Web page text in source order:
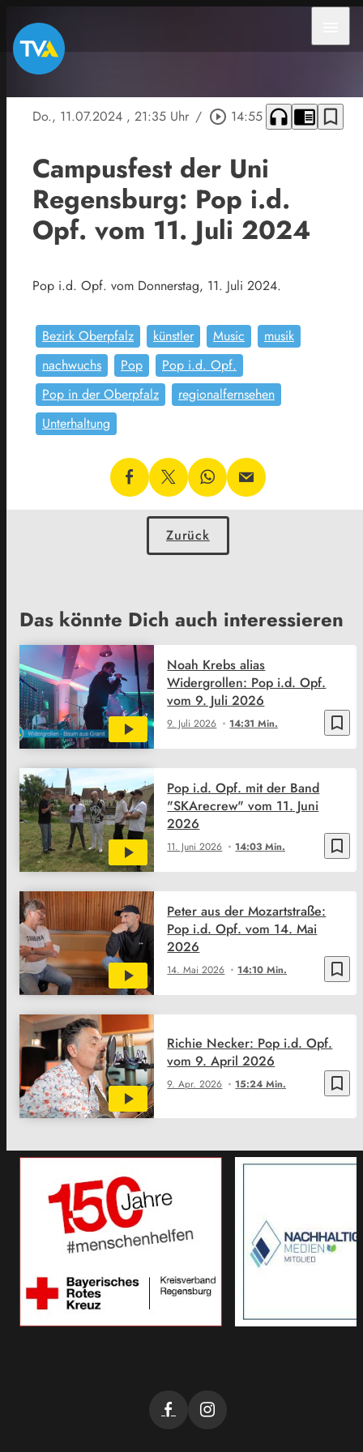
Do., 11.07.2024 , 21:35 Uhr / play_circle_outline 14:55 headphones chrome_reader_mode bookmark_border
Campusfest der Uni
Regensburg: Pop i.d.
Opf. vom 11. Juli 2024
Pop i.d. Opf. vom Donnerstag, 11. Juli 2024.
Bezirk Oberpfalz künstler Music
musik
nachwuchs
Pop
Pop i.d. Opf.
Pop in der Oberpfalz
regionalfernsehen
Unterhaltung
Zurück
Das könnte Dich auch interessieren
bookmark_border
9. Juli 2026 14:31 Min.
Noah Krebs alias
Widergrollen: Pop i.d. Opf.
vom 9. Juli 2026
bookmark_border
11. Juni 2026 14:03 Min.
Pop i.d. Opf. mit der Band
"SKArecrew" vom 11. Juni
2026
bookmark_border
14. Mai 2026 14:10 Min.
Peter aus der Mozartstraße:
Pop i.d. Opf. vom 14. Mai
2026
bookmark_border
9. Apr. 2026 15:24 Min.
Richie Necker: Pop i.d. Opf.
vom 9. April 2026